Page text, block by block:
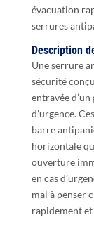
évacuation
serrures
Description
Une serrure
sécurité
entravée
d’urgence.
barre
horizontale
ouverture
en cas
mal à penser
rapidement